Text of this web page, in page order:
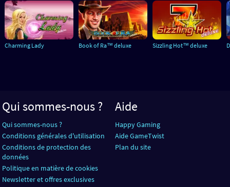
Charming Lady Book of Ra™ deluxe Sizzling Hot™ deluxe
Qui sommes-nous ?
Qui sommes-nous ?
Conditions générales d'utilisation
Conditions de protection des
données
Politique en matière de cookies
Newsletter et offres exclusives
Aide
Happy Gaming
Aide GameTwist
Plan du site